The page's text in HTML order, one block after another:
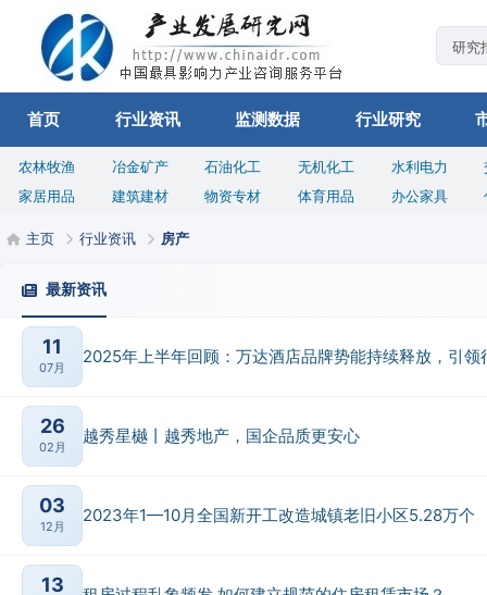
首页 行业资讯 监测数据 行业研究
农林牧渔 冶金矿产 石油化工 无机化工 水利电力
家居用品
建筑建材 物资专材 体育用品 办公家具
主页 行业资讯 房产
最新资讯
11
07月
2025年上半年回顾：万达酒店品牌势能持续释放，引领
26
02月
越秀星樾丨越秀地产，国企品质更安心
03
12月
2023年1—10月全国新开工改造城镇老旧小区5.28万个
13